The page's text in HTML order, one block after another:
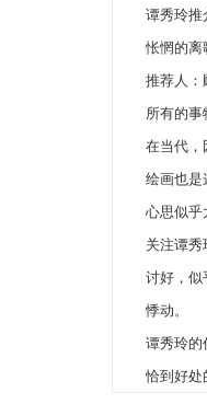
谭秀玲推
怅惘的离
推荐人：
所有的事
在当代
绘画也
心思似乎
关注谭
讨好，
悸动。
谭秀玲
恰到好